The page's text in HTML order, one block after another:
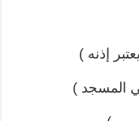
إذنه )
المسجد )